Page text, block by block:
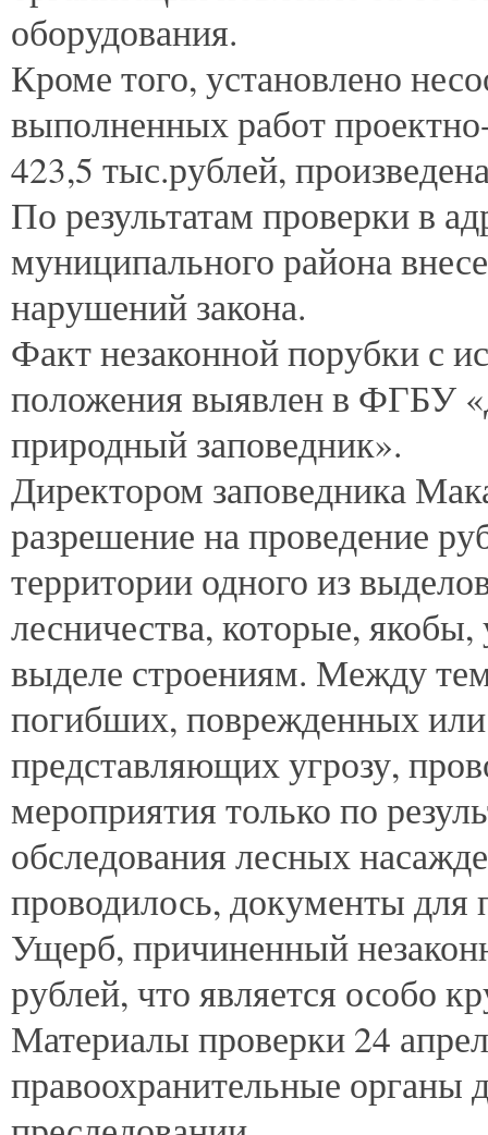
оборудования.
Кроме того, установлено
выполненных работ
423,5 тыс.рублей,
По результатам проверки в
муниципального района
нарушений закона.
Факт незаконной порубки с
положения выявлен в ФГБУ
природный заповедник».
Директором заповедника
разрешение на проведение
территории одного из
лесничества, которые,
выделе строениям. Между
погибших, поврежденных
представляющих угрозу,
мероприятия только по
обследования лесных
проводилось, документы для
Ущерб, причиненный
рублей, что является особо
Материалы проверки 24
правоохранительные органы